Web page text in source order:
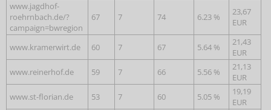
www.jagdhof-
roehrnbach.de/?
campaign=bwregion
67 7 74 6.23 %
23,67
EUR
www.kramerwirt.de 60 7 67 5.64 %
21,43
EUR
www.reinerhof.de
59 7 66 5.56 %
21,13
EUR
www.st-florian.de
53 7 60 5.05 %
19,19
EUR